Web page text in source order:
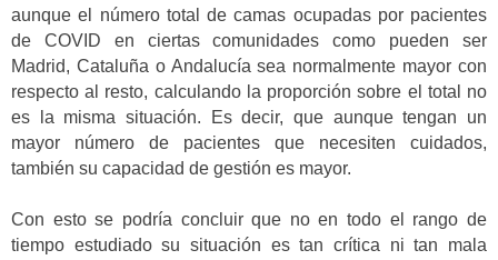
aunque el número total de camas ocupadas por pacientes
de COVID en ciertas comunidades como pueden ser
Madrid, Cataluña o Andalucía sea normalmente mayor con
respecto al resto, calculando la proporción sobre el total no
es la misma situación. Es decir, que aunque tengan un
mayor número de pacientes que necesiten cuidados,
también su capacidad de gestión es mayor.
Con esto se podría concluir que no en todo el rango de
tiempo estudiado su situación es tan crítica ni tan mala